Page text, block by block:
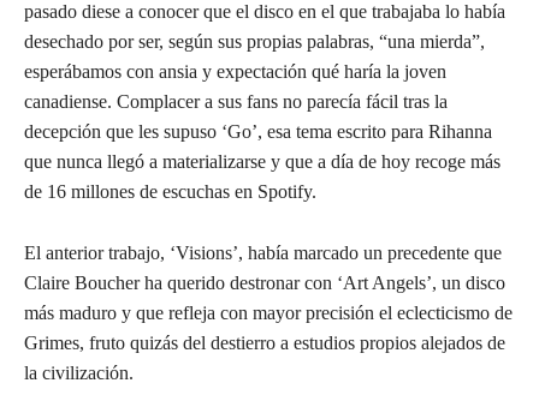
pasado diese a conocer que el disco en el que trabajaba lo había
desechado por ser, según sus propias palabras, “una mierda”,
esperábamos con ansia y expectación qué haría la joven
canadiense. Complacer a sus fans no parecía fácil tras la
decepción que les supuso ‘Go’, esa tema escrito para Rihanna
que nunca llegó a materializarse y que a día de hoy recoge más
de 16 millones de escuchas en Spotify.
El anterior trabajo, ‘Visions’, había marcado un precedente que
Claire Boucher ha querido destronar con ‘Art Angels’, un disco
más maduro y que refleja con mayor precisión el eclecticismo de
Grimes, fruto quizás del destierro a estudios propios alejados de
la civilización.